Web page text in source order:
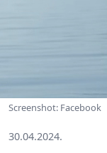
Screenshot: Facebook
30.04.2024.